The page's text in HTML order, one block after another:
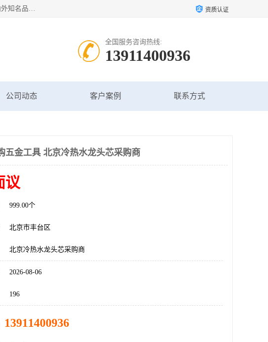
专业配送水暖器材、光源灯具、五金交电等维修物资，飞利浦，佛山照明，世达，博世，九牧，特陶等各产品涉及国内外知名品牌。公司专注与物业、学校、酒店、工厂等单位合作，提供一站式配送服务，降低客户综合成本。依托电子商务改变传统模式，以专业的团队为客户提供24H物资配送到达，货到月结、统一开票，便捷退换等服务，提高了企业的运营效率。 资质认证
全国服务咨询热线:
13911400936
公司动态 客户案例 联系方式
五金工具 北京冷热水龙头芯采购商
议
999.00个
北京市丰台区
北京冷热水龙头芯采购商
2026-08-06
196
13911400936